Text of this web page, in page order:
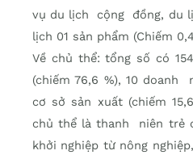
vụ du lịch cộng đồng, du
lịch 01 sản phẩm (Chiếm
Về chủ thể: tổng số có
(chiếm 76,6 %), 10 doanh
cơ sở sản xuất (chiếm
chủ thể là thanh niên trẻ
khởi nghiệp từ nông